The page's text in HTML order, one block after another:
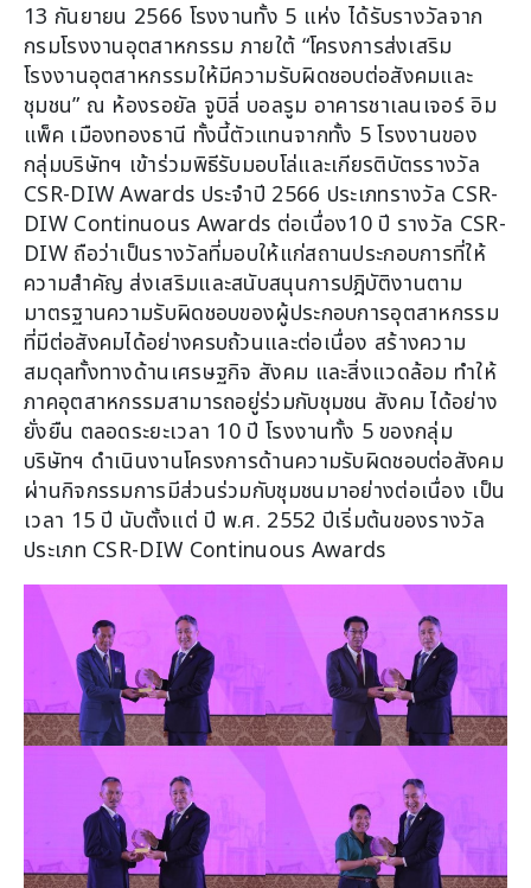
13 กันยายน 2566 โรงงานทั้ง 5 แห่ง ได้รับรางวัลจาก
กรมโรงงานอุตสาหกรรม ภายใต้ “โครงการส่งเสริม
โรงงานอุตสาหกรรมให้มีความรับผิดชอบต่อสังคมและ
ชุมชน” ณ ห้องรอยัล จูบิลี่ บอลรูม อาคารชาเลนเจอร์ อิม
แพ็ค เมืองทองธานี ทั้งนี้ตัวแทนจากทั้ง 5 โรงงานของ
กลุ่มบริษัทฯ เข้าร่วมพิธีรับมอบโล่และเกียรติบัตรรางวัล
CSR-DIW Awards ประจำปี 2566 ประเภทรางวัล CSR-
DIW Continuous Awards ต่อเนื่อง10 ปี รางวัล CSR-
DIW ถือว่าเป็นรางวัลที่มอบให้แก่สถานประกอบการที่ให้
ความสำคัญ ส่งเสริมและสนับสนุนการปฎิบัติงานตาม
มาตรฐานความรับผิดชอบของผู้ประกอบการอุตสาหกรรม
ที่มีต่อสังคมได้อย่างครบถ้วนและต่อเนื่อง สร้างความ
สมดุลทั้งทางด้านเศรษฐกิจ สังคม และสิ่งแวดล้อม ทำให้
ภาคอุตสาหกรรมสามารถอยู่ร่วมกับชุมชน สังคม ได้อย่าง
ยั่งยืน ตลอดระยะเวลา 10 ปี โรงงานทั้ง 5 ของกลุ่ม
บริษัทฯ ดำเนินงานโครงการด้านความรับผิดชอบต่อสังคม
ผ่านกิจกรรมการมีส่วนร่วมกับชุมชนมาอย่างต่อเนื่อง เป็น
เวลา 15 ปี นับตั้งแต่ ปี พ.ศ. 2552 ปีเริ่มต้นของรางวัล
ประเภท CSR-DIW Continuous Awards